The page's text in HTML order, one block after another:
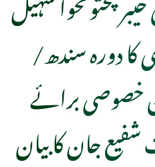
کا دورہ سندھ/
خصوصی برائے
جان کا بیان